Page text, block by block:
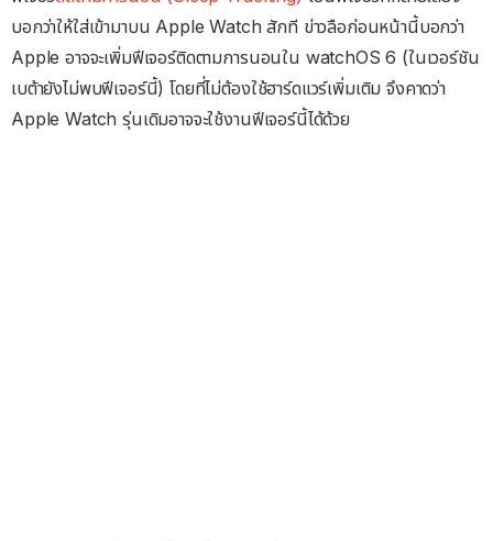
บอกว่าให้ใส่เข้ามาบน Apple Watch สักที ข่าวลือก่อนหน้านี้บอกว่า
Apple อาจจะเพิ่มฟีเจอร์ติดตามการนอนใน watchOS 6 (ในเวอร์ชัน
เบต้ายังไม่พบฟีเจอร์นี้) โดยที่ไม่ต้องใช้ฮาร์ดแวร์เพิ่มเติม จึงคาดว่า
Apple Watch รุ่นเดิมอาจจะใช้งานฟีเจอร์นี้ได้ด้วย